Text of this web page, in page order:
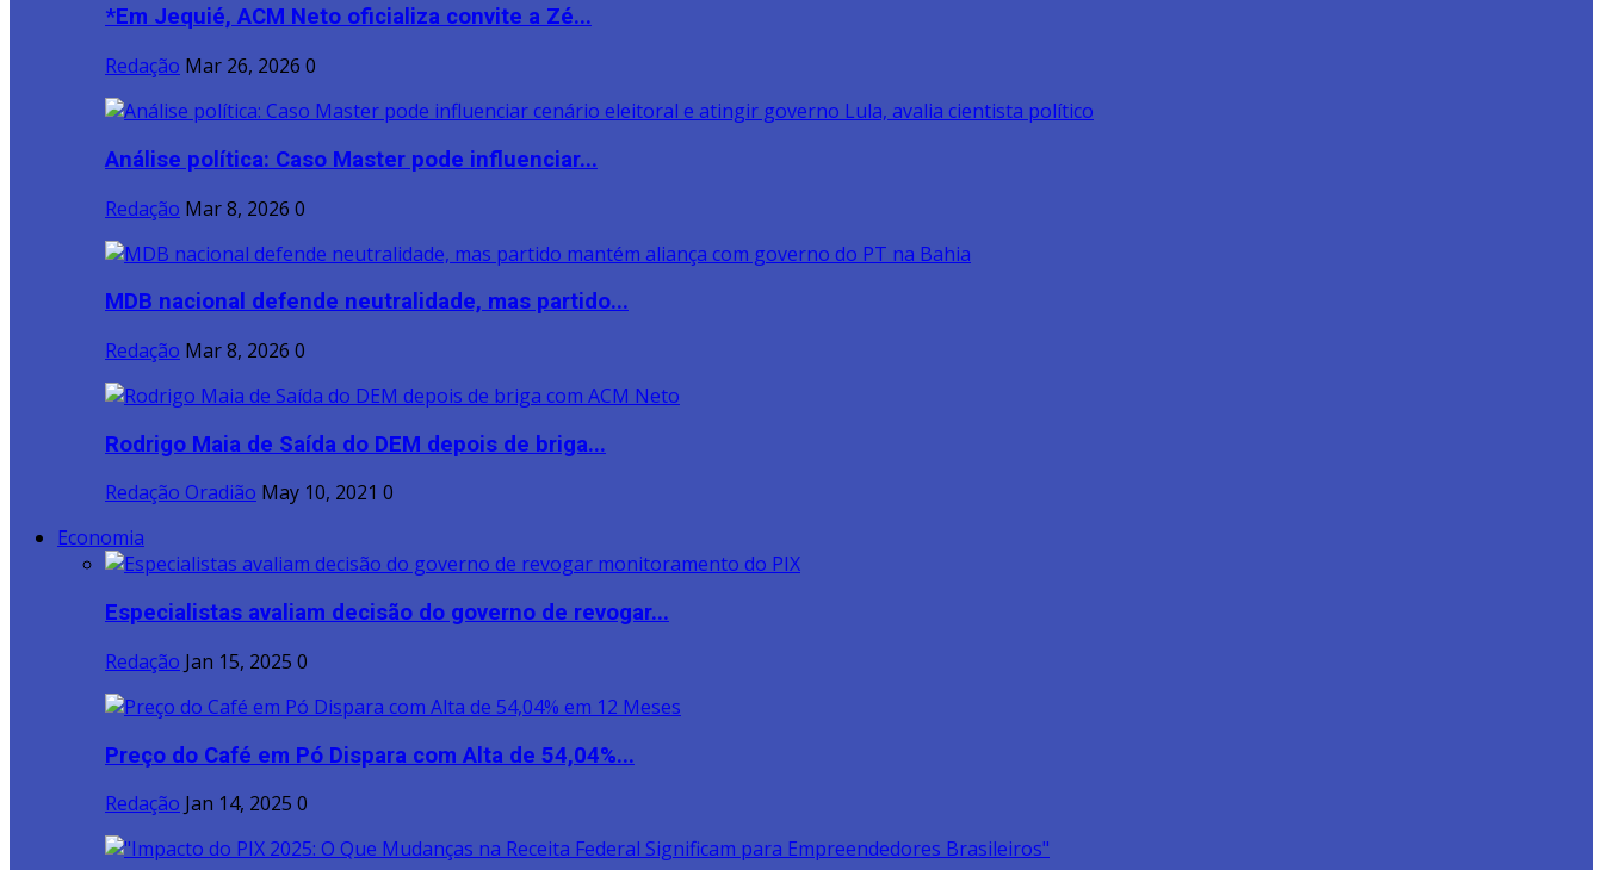
*Em Jequié, ACM Neto oficializa convite a Zé...
Redação Mar 26, 2026 0
Análise política: Caso Master pode influenciar...
Redação Mar 8, 2026 0
MDB nacional defende neutralidade, mas partido...
Redação Mar 8, 2026 0
Rodrigo Maia de Saída do DEM depois de briga...
Redação Oradião May 10, 2021 0
Economia
Especialistas avaliam decisão do governo de revogar...
Redação Jan 15, 2025 0
Preço do Café em Pó Dispara com Alta de 54,04%...
Redação Jan 14, 2025 0